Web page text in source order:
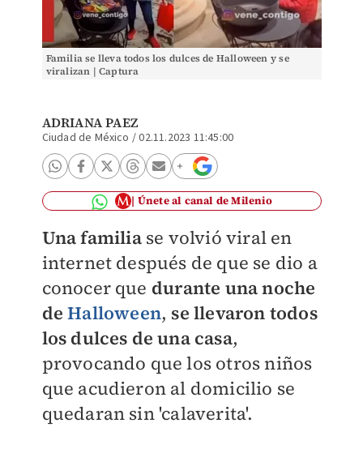
Familia se lleva todos los dulces de Halloween y se
viralizan | Captura
ADRIANA PAEZ
Ciudad de México /02.11.2023 11:45:00
Únete al canal de Milenio
Una familiase volvió viral en
internet después de que se dio a
conocer que durante unanoche
deHalloween, se llevaron todos
los dulces de una casa,
provocando que los otros niños
que acudieron al domicilio se
quedaran sin 'calaverita'.